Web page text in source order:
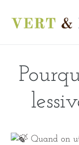
Quand on